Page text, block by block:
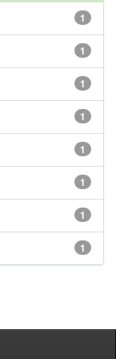
1
1
1
1
1
1
1
1